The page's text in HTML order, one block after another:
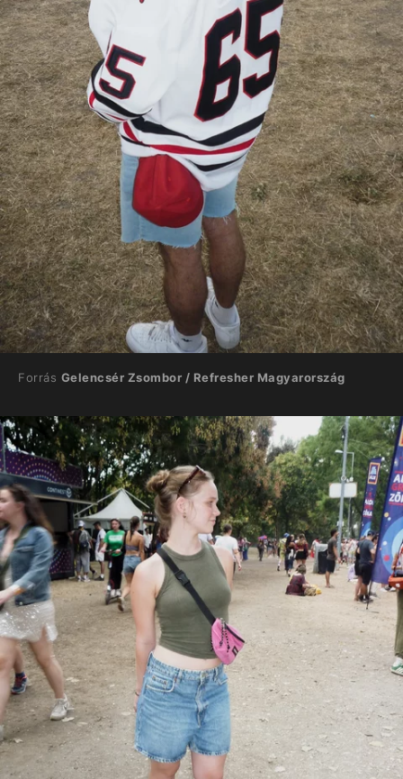
Forrás Gelencsér Zsombor / Refresher Magyarország